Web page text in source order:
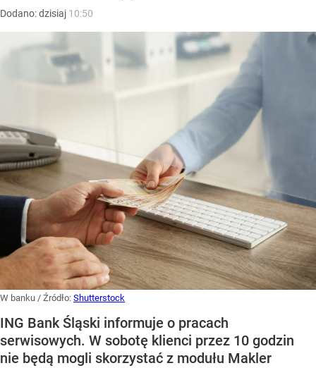
Dodano:dzisiaj 10:50
W banku / Źródło: Shutterstock
ING Bank Śląski informuje o pracach
serwisowych. W sobotę klienci przez 10 godzin
nie będą mogli skorzystać z modułu Makler